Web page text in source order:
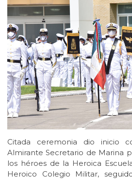
Citada ceremonia dio inicio
Almirante Secretario de Marina
los héroes de la Heroica
Heroico Colegio Militar,